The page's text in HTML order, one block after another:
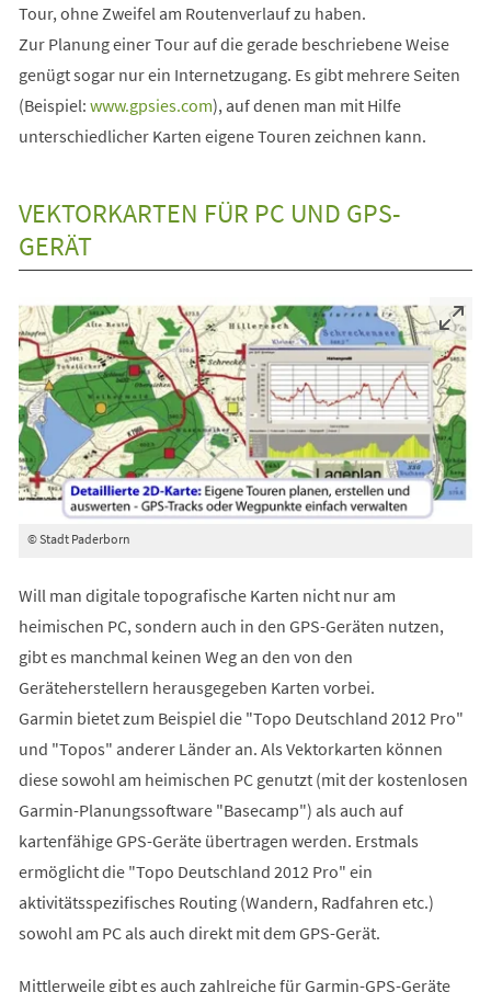
Tour, ohne Zweifel am Routenverlauf zu haben.
Zur Planung einer Tour auf die gerade beschriebene Weise
genügt sogar nur ein Internetzugang. Es gibt mehrere Seiten
(Beispiel: www.gpsies.com), auf denen man mit Hilfe
unterschiedlicher Karten eigene Touren zeichnen kann.
VEKTORKARTEN FÜR PC UND GPS-
GERÄT
© Stadt Paderborn
Will man digitale topografische Karten nicht nur am
heimischen PC, sondern auch in den GPS-Geräten nutzen,
gibt es manchmal keinen Weg an den von den
Geräteherstellern herausgegeben Karten vorbei.
Garmin bietet zum Beispiel die "Topo Deutschland 2012 Pro"
und "Topos" anderer Länder an. Als Vektorkarten können
diese sowohl am heimischen PC genutzt (mit der kostenlosen
Garmin-Planungssoftware "Basecamp") als auch auf
kartenfähige GPS-Geräte übertragen werden. Erstmals
ermöglicht die "Topo Deutschland 2012 Pro" ein
aktivitätsspezifisches Routing (Wandern, Radfahren etc.)
sowohl am PC als auch direkt mit dem GPS-Gerät.
Mittlerweile gibt es auch zahlreiche für Garmin-GPS-Geräte